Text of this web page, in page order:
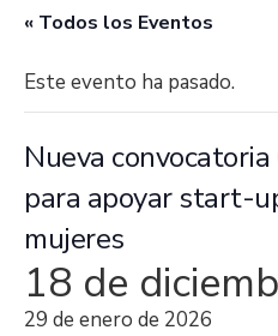
« Todos los Eventos
Este evento ha pasado.
Nueva
para apoyar start-
mujeres
18 de
29 de enero de 2026